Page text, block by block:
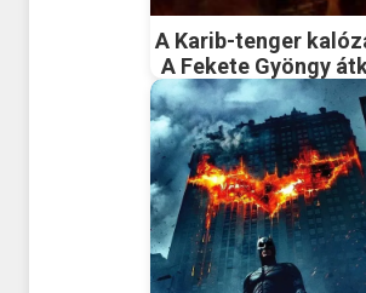
A Karib-tenger
A Fekete Gyöngy